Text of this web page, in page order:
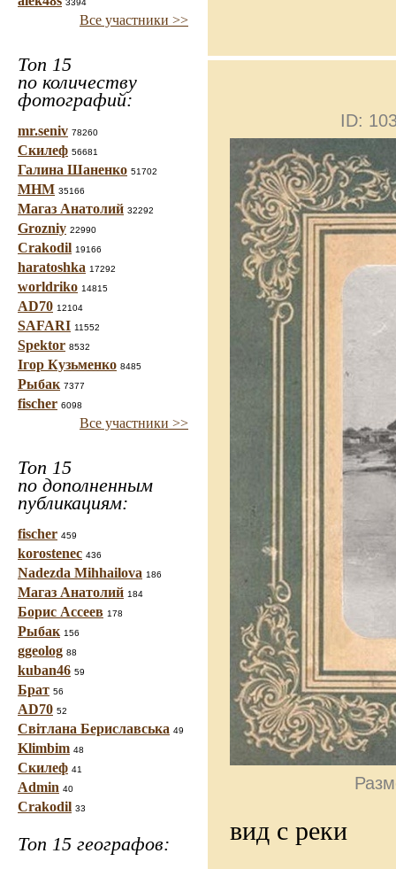
3394
Все участники >>
Топ 15
по количеству
фотографий:
mr.seniv 78260
Скилеф 56681
Галина Шаненко 51702
МНМ 35166
Магаз Анатолий 32292
Grozniy 22990
Crakodil 19166
haratoshka 17292
worldriko 14815
AD70 12104
SAFARI 11552
Spektor 8532
Ігор Кузьменко 8485
Рыбак 7377
fischer 6098
Все участники >>
Топ 15
по дополненным
публикациям:
fischer 459
korostenec 436
Nadezda Mihhailova 186
Магаз Анатолий 184
Борис Ассеев 178
Рыбак 156
ggeolog 88
kuban46 59
Брат 56
AD70 52
Світлана Бериславська 49
Klimbim 48
Скилеф 41
Admin 40
Crakodil 33
Топ 15 географов:
ID:
вид с реки